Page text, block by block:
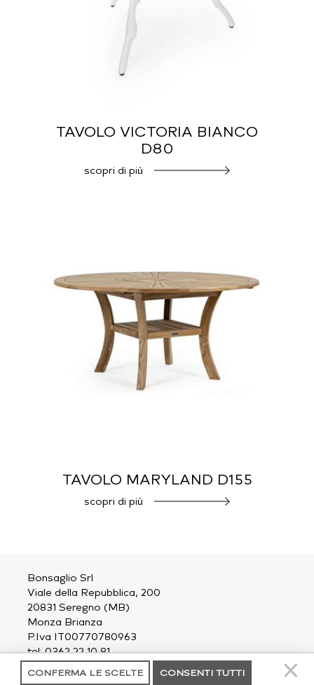
TAVOLO VICTORIA BIANCO
D80
scopri di più
TAVOLO MARYLAND D155
scopri di più
Bonsaglio Srl
Viale della Repubblica, 200
20831 Seregno (MB)
Monza Brianza
P.Iva IT00770780963
tel: 0362 22 10 81
CONFERMA LE SCELTE CONSENTI TUTTI